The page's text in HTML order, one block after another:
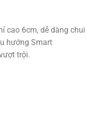
cao 6cm, dễ dàng chui
hướng Smart
trội.